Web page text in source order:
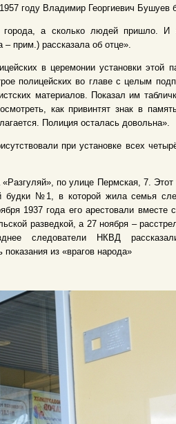
году Владимир Георгиевич Бушуев
города, а сколько людей пришло.
прим.) рассказала об отце».
в церемонии установки этой
полицейских во главе с целым
материалов. Показал им
как привинтят знак в
Полиция осталась довольна».
при установке всех
по улице Пермская, 7.
будки №1, в которой жила семья
1937 года его арестовали вместе
разведкой, а 27 ноября –
следователи НКВД
из «врагов народа»